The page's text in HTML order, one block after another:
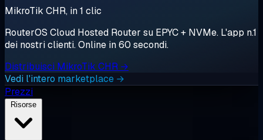
MikroTik CHR, in 1 clic
RouterOS Cloud Hosted Router su EPYC + NVMe. L'app n.1
dei nostri clienti. Online in 60 secondi.
Distribuisci MikroTik CHR →
Vedi l'intero marketplace →
Prezzi